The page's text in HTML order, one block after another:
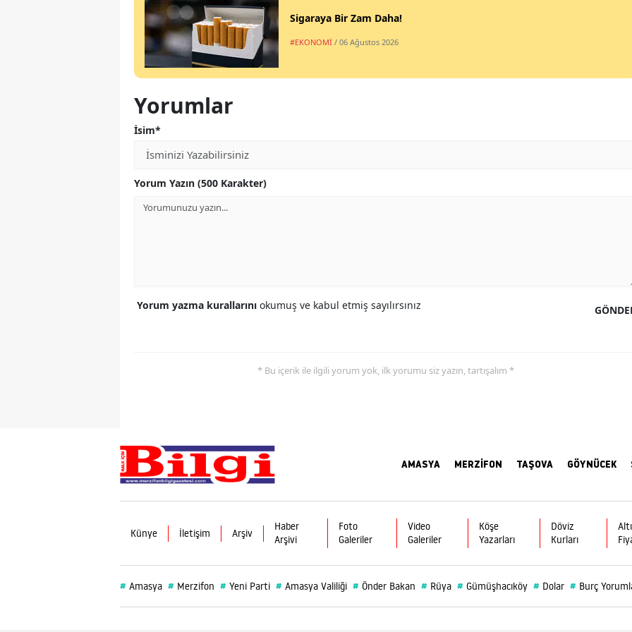
Sigaraya Bir Zam Daha!
#EKONOMİ / 06 Ağustos 2026
Yorumlar
İsim*
Yorum Yazın (500 Karakter)
Yorum yazma kurallarını okumuş ve kabul etmiş sayılırsınız
* Bu içerik ile ilgili yorum yok, ilk yorumu siz yazın, tartışalım *
AMASYA MERZİFON TAŞOVA GÖYNÜCEK
Künye İletişim Arşiv
Haber
Arşivi
Foto
Galeriler
Video
Galeriler
Köşe
Yazarları
Döviz
Kurları
# Amasya # Merzifon # Yeni Parti # Amasya Valiliği # Önder Bakan # Rüya # Gümüşhacıköy # Dolar # Burç